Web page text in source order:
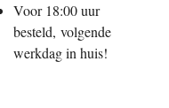
Voor 18:00 uur
besteld, volgende
werkdag in huis!